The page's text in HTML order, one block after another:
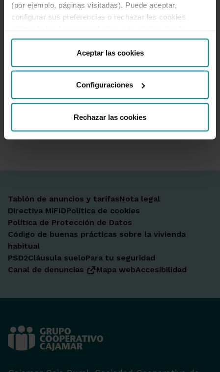
(por ejemplo, páginas visitadas). Puede aceptar,
configurar sus preferencias o rechazar las cookies
“Detalles”. También puede obtener más información, así
como cambiar el consentimiento en cualquier momento
desde nuestraPolítica de Cookies.
Aceptar las cookies
Configuraciones
Rechazar las cookies
Destacados
Útil
Ir a Facebook
Ir a X-twitter
Ir a Instagram
Ir a Linkedin
Ir a Youtube
Ir a Blogger
Ir a Vimeo
Tablón de anuncios y tarifasNota legal
Directiva MiFIDPolítica de cookies
Política de Protección de Datos
Código de buenas prácticas sobre la vivienda
habitual
PSD2Cláusula sueloPara tu seguridad
Canal de denuncias
Mapa webAccesibilidad